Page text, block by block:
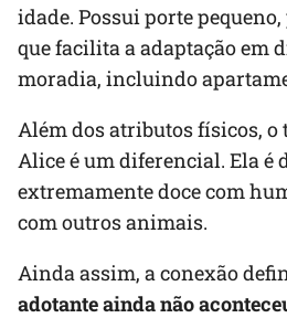
idade. Possui porte
que facilita a adaptação em
moradia, incluindo
Além dos atributos físicos, o
Alice é um diferencial. Ela é
extremamente doce com
com outros animais.
Ainda assim, a conexão
adotante ainda não